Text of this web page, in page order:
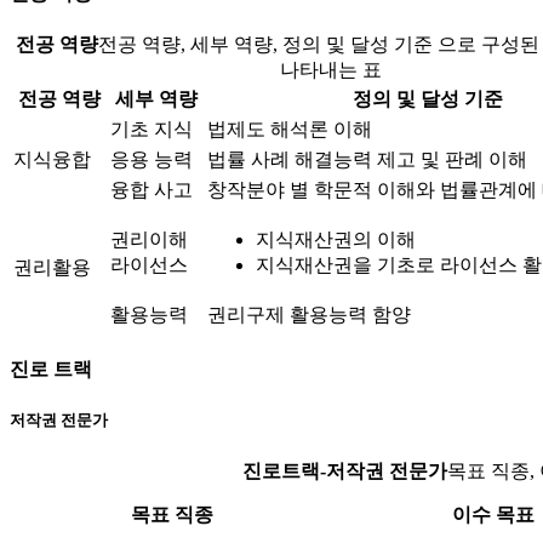
전공 역량전공 역량, 세부 역량, 정의 및 달성 기준 으로 구성
나타내는 표
전공 역량
세부 역량 정의 및 달성 기준
지식융합
기초 지식
법제도 해석론 이해
응용 능력
법률 사례 해결능력 제고 및 판례 이해
융합 사고
창작분야 별 학문적 이해와 법률관계에
권리활용
권리이해
라이선스
지식재산권의 이해
지식재산권을 기초로 라이선스
활용능력 권리구제 활용능력 함양
진로 트랙
저작권 전문가
진로트랙-저작권 전문가목표 직종,
목표 직종 이수 목표